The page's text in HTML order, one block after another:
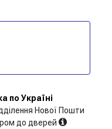
по Україні
Нової Пошти
до дверей